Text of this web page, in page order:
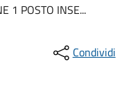
1 POSTO INSE...
Condividi